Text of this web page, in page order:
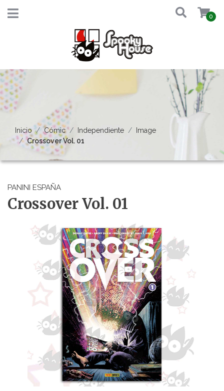
0
Inicio Cómic Independiente
Image
Crossover Vol. 01
PANINI ESPAÑA
Crossover Vol. 01